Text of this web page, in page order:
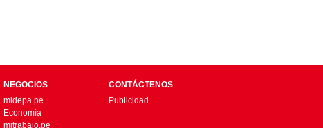
NEGOCIOS
midepa.pe
Economía
mitrabajo.pe
CONTÁCTENOS
Publicidad